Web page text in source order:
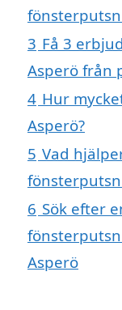
3 Få 3
Asperö från
4 Hur
Asperö?
5 Vad
6 Sök efter
Asperö